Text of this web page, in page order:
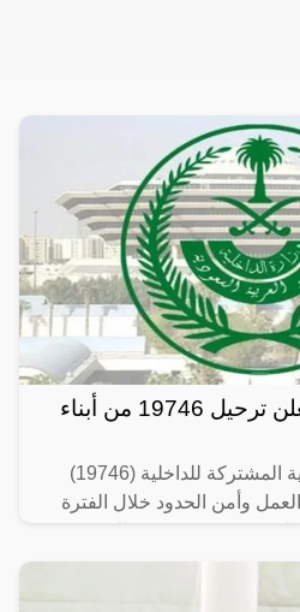
الداخلية السعودية تعلن ترحيل 19746 من أبناء
ضبطت الحملات الميدانية المشتركة للداخلية (19746)
وأمن الحدود خلال الفترة